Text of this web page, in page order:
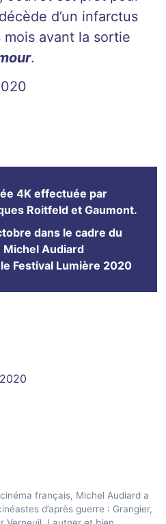
d’un infarctus
mois avant la sortie
.
4K effectuée par
Roitfeld et Gaumont.
dans le cadre du
Audiard
Festival Lumière 2020
français, Michel Audiard a
d’après guerre : Grangier,